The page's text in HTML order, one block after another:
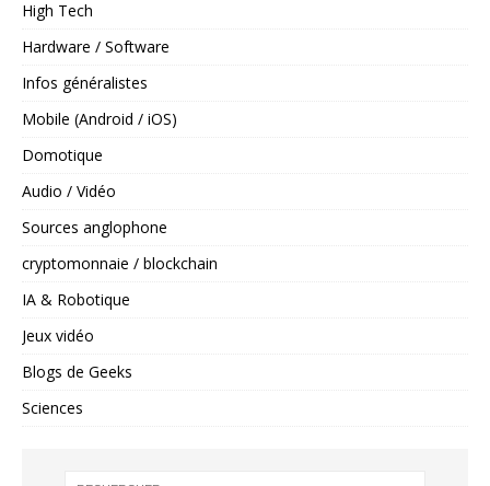
High Tech
Hardware / Software
Infos généralistes
Mobile (Android / iOS)
Domotique
Audio / Vidéo
Sources anglophone
cryptomonnaie / blockchain
IA & Robotique
Jeux vidéo
Blogs de Geeks
Sciences